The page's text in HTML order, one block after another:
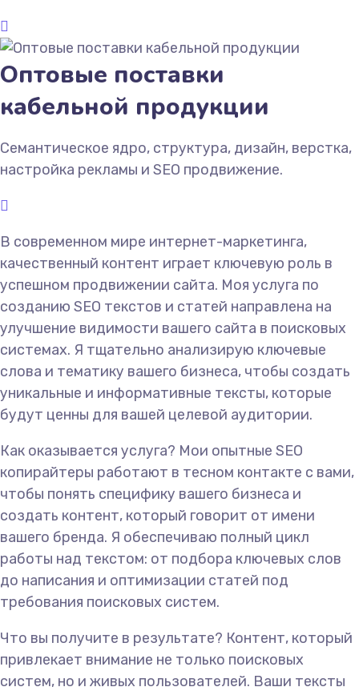
Оптовые поставки
кабельной продукции
Семантическое ядро, структура, дизайн, верстка,
настройка рекламы и SEO продвижение.
В современном мире интернет-маркетинга,
качественный контент играет ключевую роль в
успешном продвижении сайта. Моя услуга по
созданию SEO текстов и статей направлена на
улучшение видимости вашего сайта в поисковых
системах. Я тщательно анализирую ключевые
слова и тематику вашего бизнеса, чтобы создать
уникальные и информативные тексты, которые
будут ценны для вашей целевой аудитории.
Как оказывается услуга? Мои опытные SEO
копирайтеры работают в тесном контакте с вами,
чтобы понять специфику вашего бизнеса и
создать контент, который говорит от имени
вашего бренда. Я обеспечиваю полный цикл
работы над текстом: от подбора ключевых слов
до написания и оптимизации статей под
требования поисковых систем.
Что вы получите в результате? Контент, который
привлекает внимание не только поисковых
систем, но и живых пользователей. Ваши тексты